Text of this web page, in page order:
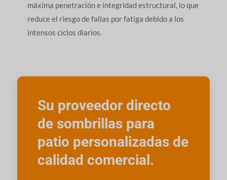
máxima penetración e integridad estructural, lo que
reduce el riesgo de fallas por fatiga debido a los
intensos ciclos diarios.
Su proveedor directo
de sombrillas para
patio personalizadas de
calidad comercial.